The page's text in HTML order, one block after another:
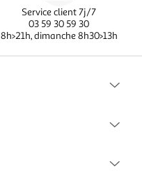
Service client 7j/7
03 59 30 59 30
8h>21h, dimanche 8h30>13h